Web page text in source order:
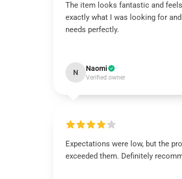
The item looks fantastic and feels
exactly what I was looking for
needs perfectly.
N Naomi
Verified owner
Expectations were low, but the
exceeded them. Definitely